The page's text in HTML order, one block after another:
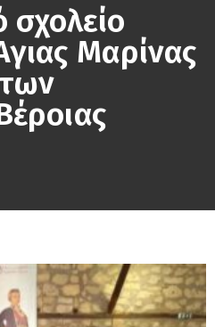
σχολείο
Μαρίνας